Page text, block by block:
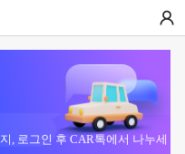
, 로그인 후 CAR톡에서 나누세